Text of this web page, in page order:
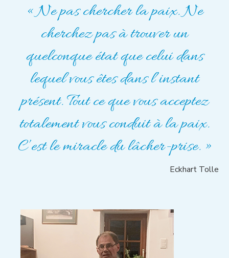
« Ne pas chercher la paix. Ne
cherchez pas à trouver un
quelconque état que celui dans
lequel vous êtes dans l’instant
présent. Tout ce que vous acceptez
totalement vous conduit à la paix.
C’est le miracle du lâcher-prise. »
Eckhart Tolle